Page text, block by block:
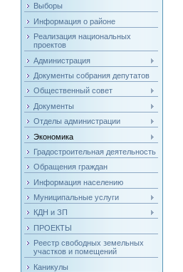
Выборы
Информация о районе
Реализация национальных
проектов
Администрация
Документы собрания депутатов
Общественный совет
Документы
Отделы администрации
Экономика
Градостроительная деятельность
Обращения граждан
Информация населению
Муниципальные услуги
КДН и ЗП
ПРОЕКТЫ
Реестр свободных земельных
участков и помещений
Каникулы